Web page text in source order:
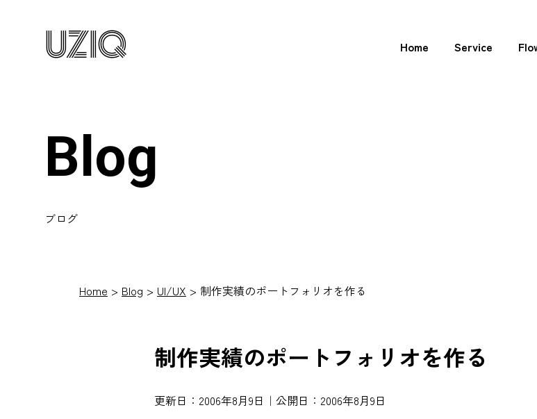
UZIQ Home Service
Blog
ブログ
Home Blog UI/UX 制作実績のポートフォリオを作る
制作実績のポートフォリオを作る
更新日：2006年8月9日｜公開日：2006年8月9日